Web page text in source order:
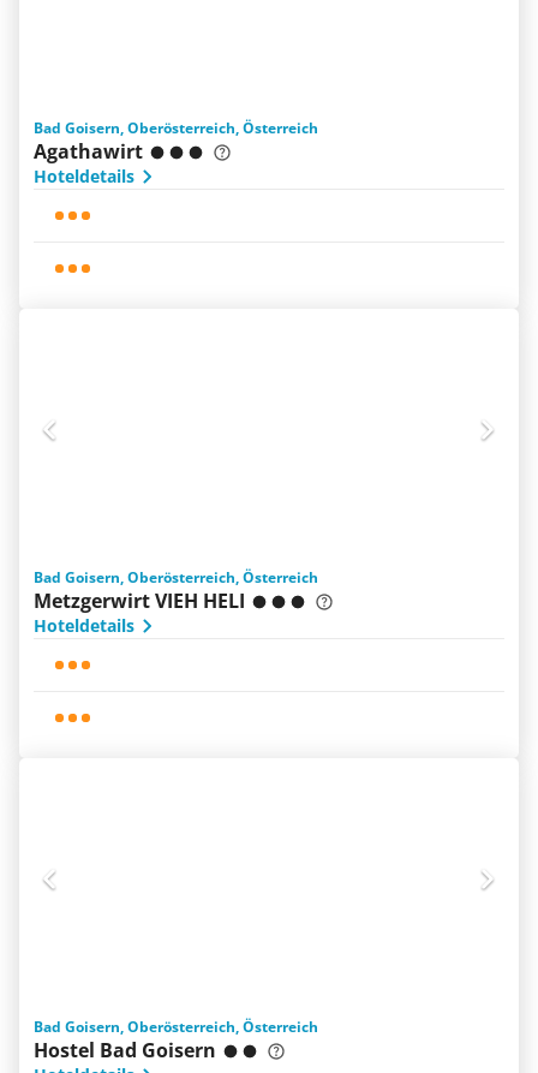
Bad Goisern, Oberösterreich, Österreich
Agathawirt
Hoteldetails
Bad Goisern, Oberösterreich, Österreich
Metzgerwirt VIEH HELI
Hoteldetails
Bad Goisern, Oberösterreich, Österreich
Hostel Bad Goisern